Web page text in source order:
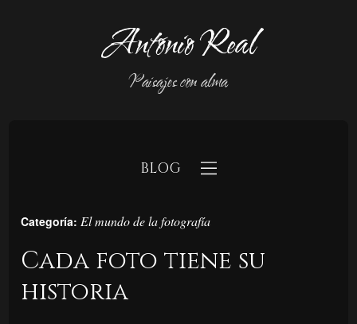
Antonio Real
Paisajes con alma
BLOG
Categoría: El mundo de la fotografía
Cada foto tiene su
historia